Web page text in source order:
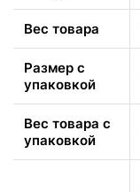
Вес товара
Размер с
упаковкой
Вес товара с
упаковкой